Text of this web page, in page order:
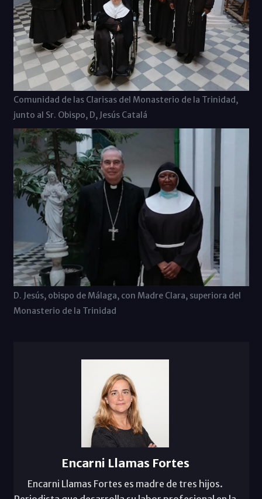
Comunidad de las Clarisas del Monasterio de la Trinidad,
junto al Sr. Obispo, D, Jesús Catalá
D. Jesús, obispo de Málaga, con Madre Clara, superiora del
Monasterio de la Trinidad
Encarni Llamas Fortes
Encarni Llamas Fortes es madre de tres hijos.